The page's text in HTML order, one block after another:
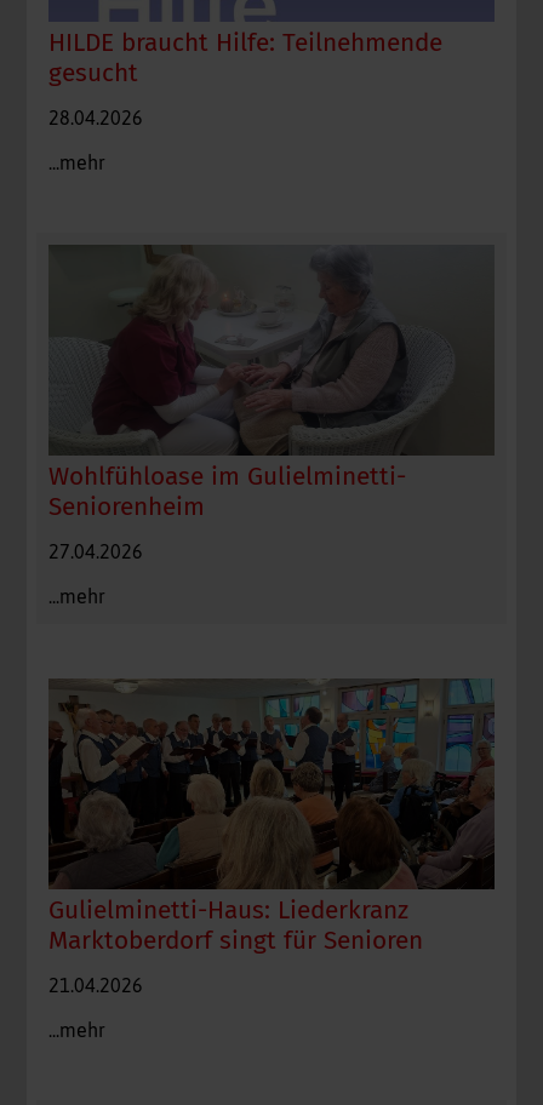
HILDE braucht Hilfe: Teilnehmende
gesucht
28.04.2026
...mehr
Wohlfühloase im Gulielminetti-
Seniorenheim
27.04.2026
...mehr
Gulielminetti-Haus: Liederkranz
Marktoberdorf singt für Senioren
21.04.2026
...mehr